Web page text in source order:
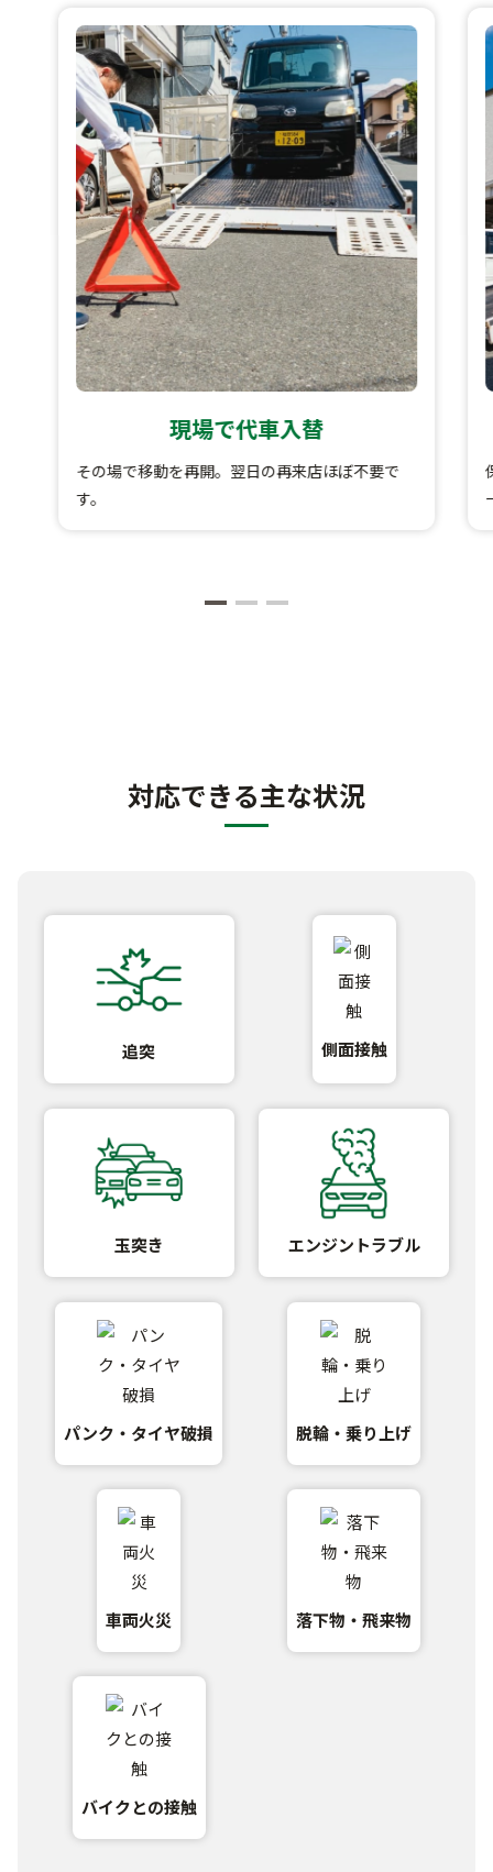
現場で代車入替
その場で移動を再開。翌日の再来店ほぼ不要で
す。
対応できる主な状況
追突 側面接触
玉突き エンジントラブル
パンク・タイヤ破損 脱輪・乗り上げ
車両火災 落下物・飛来物
バイクとの接触